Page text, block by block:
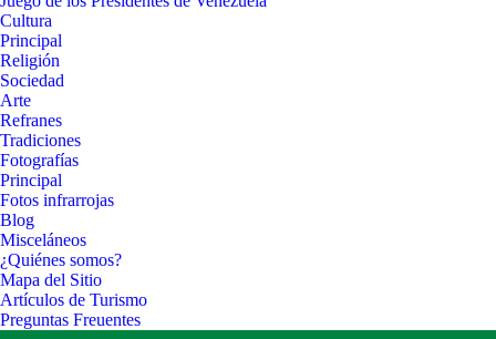
Cultura
Principal
Religión
Sociedad
Arte
Refranes
Tradiciones
Fotografías
Principal
Fotos infrarrojas
Blog
Misceláneos
¿Quiénes somos?
Mapa del Sitio
Artículos de Turismo
Preguntas Freuentes